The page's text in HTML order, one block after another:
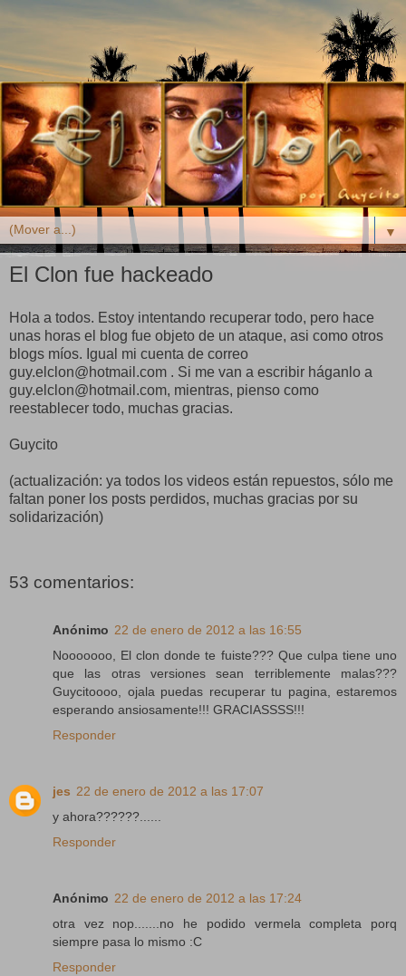
▼
El Clon fue hackeado
Hola a todos. Estoy intentando recuperar todo, pero hace
unas horas el blog fue objeto de un ataque, asi como otros
blogs míos. Igual mi cuenta de correo
guy.elclon@hotmail.com . Si me van a escribir háganlo a
guy.elclon@hotmail.com, mientras, pienso como
reestablecer todo, muchas gracias.
Guycito
(actualización: ya todos los videos están repuestos, sólo me
faltan poner los posts perdidos, muchas gracias por su
solidarización)
53 comentarios:
Anónimo 22 de enero de 2012 a las 16:55
Nooooooo, El clon donde te fuiste??? Que culpa tiene uno
que las otras versiones sean terriblemente malas???
Guycitoooo, ojala puedas recuperar tu pagina, estaremos
esperando ansiosamente!!! GRACIASSSS!!!
Responder
jes 22 de enero de 2012 a las 17:07
y ahora??????......
Responder
Anónimo 22 de enero de 2012 a las 17:24
otra vez nop.......no he podido vermela completa porq
siempre pasa lo mismo :C
Responder